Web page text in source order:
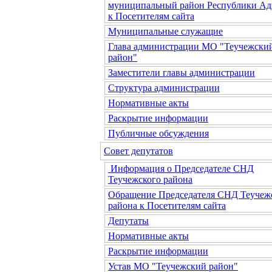
муниципальный район Республики
к Посетителям сайта
Муниципальные служащие
Глава администрации МО
район"
Заместители главы администрации
Структура администрации
Нормативные акты
Раскрытие информации
Публичные обсуждения
Совет депутатов
Информация о Председателе СНД
Теучежского района
Обращение Председателя СНД
района к Посетителям сайта
Депутаты
Нормативные акты
Раскрытие информации
Устав МО "Теучежский район"